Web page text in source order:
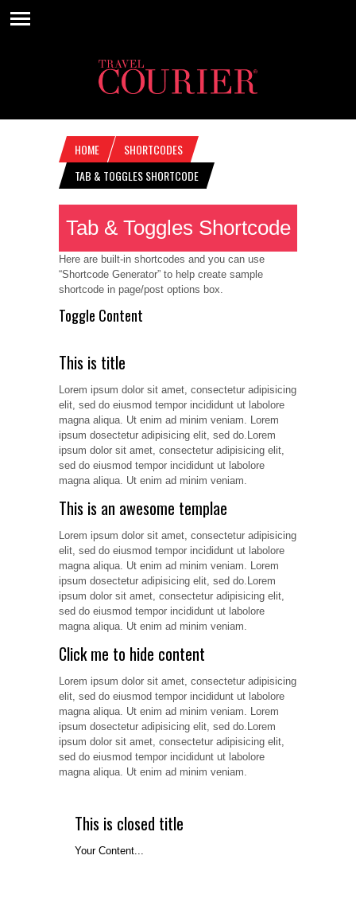
HOME
SHORTCODES
TAB & TOGGLES SHORTCODE
Tab & Toggles Shortcode
Here are built-in shortcodes and you can use
“Shortcode Generator” to help create sample
shortcode in page/post options box.
Toggle Content
This is title
Lorem ipsum dolor sit amet, consectetur adipisicing
elit, sed do eiusmod tempor incididunt ut labolore
magna aliqua. Ut enim ad minim veniam. Lorem
ipsum dosectetur adipisicing elit, sed do.Lorem
ipsum dolor sit amet, consectetur adipisicing elit,
sed do eiusmod tempor incididunt ut labolore
magna aliqua. Ut enim ad minim veniam.
This is an awesome templae
Lorem ipsum dolor sit amet, consectetur adipisicing
elit, sed do eiusmod tempor incididunt ut labolore
magna aliqua. Ut enim ad minim veniam. Lorem
ipsum dosectetur adipisicing elit, sed do.Lorem
ipsum dolor sit amet, consectetur adipisicing elit,
sed do eiusmod tempor incididunt ut labolore
magna aliqua. Ut enim ad minim veniam.
Click me to hide content
Lorem ipsum dolor sit amet, consectetur adipisicing
elit, sed do eiusmod tempor incididunt ut labolore
magna aliqua. Ut enim ad minim veniam. Lorem
ipsum dosectetur adipisicing elit, sed do.Lorem
ipsum dolor sit amet, consectetur adipisicing elit,
sed do eiusmod tempor incididunt ut labolore
magna aliqua. Ut enim ad minim veniam.
This is closed title
Your Content...